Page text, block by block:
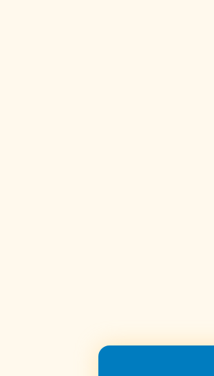
9月1日より、ア
ユニバーサルウ
2025年のユニバ